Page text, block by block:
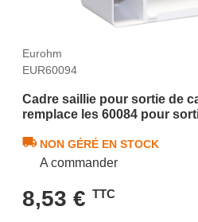
Eurohm
EUR60094
Cadre saillie pour sortie de
remplace les 60084 pour
NON GÉRÉ EN STOCK
A commander
8,53 € TTC